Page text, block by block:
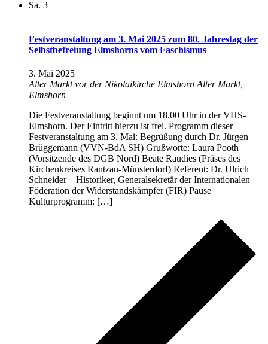
Sa. 3
Festveranstaltung am 3. Mai 2025 zum 80. Jahrestag der
Selbstbefreiung Elmshorns vom Faschismus
3. Mai 2025
Alter Markt vor der Nikolaikirche Elmshorn Alter Markt,
Elmshorn
Die Festveranstaltung beginnt um 18.00 Uhr in der VHS-
Elmshorn. Der Eintritt hierzu ist frei. Programm dieser
Festveranstaltung am 3. Mai: Begrüßung durch Dr. Jürgen
Brüggemann (VVN-BdA SH) Grußworte: Laura Pooth
(Vorsitzende des DGB Nord) Beate Raudies (Präses des
Kirchenkreises Rantzau-Münsterdorf) Referent: Dr. Ulrich
Schneider – Historiker, Generalsekretär der Internationalen
Föderation der Widerstandskämpfer (FIR) Pause
Kulturprogramm: […]